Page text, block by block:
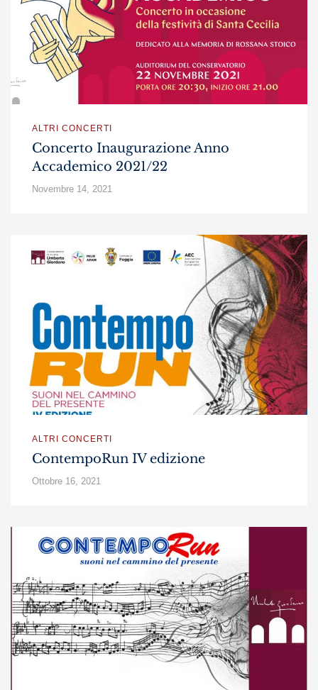
ALTRI CONCERTI
Concerto Inaugurazione Anno
Accademico 2021/22
Novembre 14, 2021
ALTRI CONCERTI
ContempoRun IV edizione
Ottobre 16, 2021